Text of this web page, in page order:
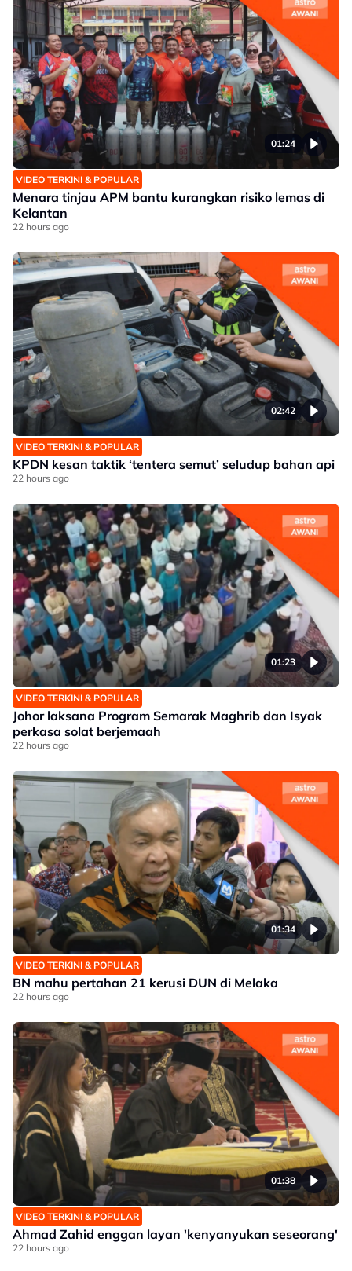
01:24
VIDEO TERKINI & POPULAR
Menara tinjau APM bantu kurangkan risiko lemas di
Kelantan
22 hours ago
02:42
VIDEO TERKINI & POPULAR
KPDN kesan taktik ‘tentera semut’ seludup bahan api
22 hours ago
01:23
VIDEO TERKINI & POPULAR
Johor laksana Program Semarak Maghrib dan Isyak
perkasa solat berjemaah
22 hours ago
01:34
VIDEO TERKINI & POPULAR
BN mahu pertahan 21 kerusi DUN di Melaka
22 hours ago
01:38
VIDEO TERKINI & POPULAR
Ahmad Zahid enggan layan 'kenyanyukan seseorang'
22 hours ago